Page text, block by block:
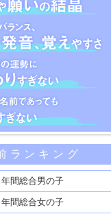
のポイント
自覚する
情や願いの結晶
、読み、発音、覚えやすさ
こだわりすぎない
ランキング
間総合男の子
間総合女の子